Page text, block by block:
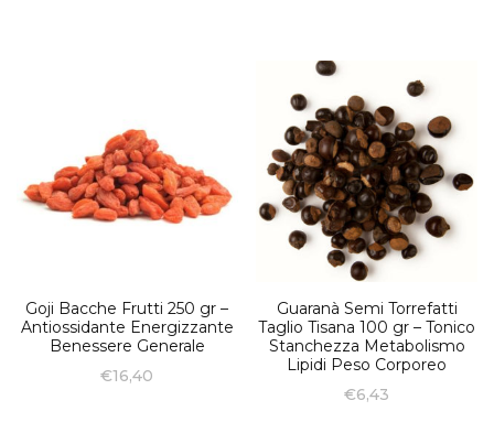
Goji Bacche Frutti 250 gr –
Antiossidante Energizzante
Benessere Generale
€16,40
Guaranà Semi Torrefatti
Taglio Tisana 100 gr – Tonico
Stanchezza Metabolismo
Lipidi Peso Corporeo
€6,43